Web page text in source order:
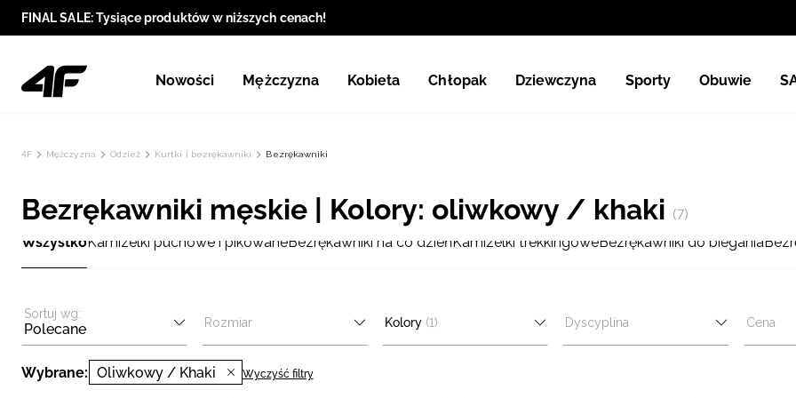
FINAL SALE: Tysiące produktów w niższych cenach!
Nowości Mężczyzna Kobieta Chłopak Dziewczyna Sporty Obuwie
4F Mężczyzna Odzież Kurtki i bezrękawniki Bezrękawniki
Bezrękawniki męskie | Kolory: oliwkowy / khaki (7)
WszystkoKamizelki puchowe i pikowaneBezrękawniki na co dzieńKamizelki trekkingoweBezrękawniki do biegania
Sortuj wg:
Polecane Rozmiar Kolory (1) Dyscyplina Cena
Wybrane: Oliwkowy / Khaki Wyczyść filtry